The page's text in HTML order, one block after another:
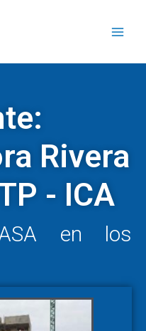
Rivera
- ICA
en los